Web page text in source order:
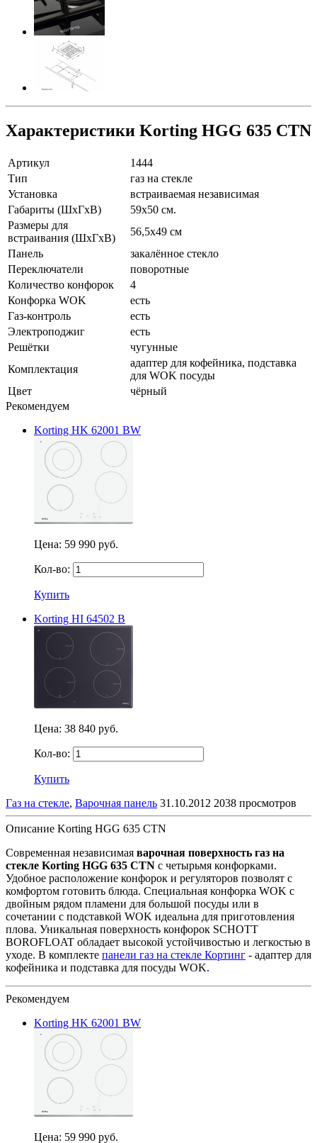
Характеристики Korting HGG 635 CTN
Артикул
1444
Тип
газ на стекле
Установка
встраиваемая независимая
Габариты (ШхГхВ)
59х50 см.
Размеры для
встраивания (ШхГхВ)
56,5x49 см
Панель
закалённое стекло
Переключатели
поворотные
Количество конфорок
4
Конфорка WOK
есть
Газ-контроль
есть
Электроподжиг
есть
Решётки
чугунные
Комплектация
адаптер для кофейника, подставка
для WOK посуды
Цвет
чёрный
Рекомендуем
Korting HK 62001 BW
Цена: 59 990 руб.
Кол-во:
Купить
Korting HI 64502 B
Цена: 38 840 руб.
Кол-во:
Купить
Газ на стекле, Варочная панель 31.10.2012 2038 просмотров
Описание Korting HGG 635 CTN
Современная независимая варочная поверхность газ на
стекле Korting HGG 635 CTN с четырьмя конфорками.
Удобное расположение конфорок и регуляторов позволят с
комфортом готовить блюда. Специальная конфорка WOK с
двойным рядом пламени для большой посуды или в
сочетании с подставкой WOK идеальна для приготовления
плова. Уникальная поверхность конфорок SCHOTT
BOROFLOAT обладает высокой устойчивостью и легкостью в
уходе. В комплекте панели газ на стекле Кортинг - адаптер для
кофейника и подставка для посуды WOK.
Рекомендуем
Korting HK 62001 BW
Цена: 59 990 руб.